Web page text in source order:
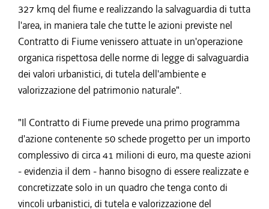
327 kmq del fiume e realizzando la salvaguardia di tutta
l'area, in maniera tale che tutte le azioni previste nel
Contratto di Fiume venissero attuate in un'operazione
organica rispettosa delle norme di legge di salvaguardia
dei valori urbanistici, di tutela dell'ambiente e
valorizzazione del patrimonio naturale".
"Il Contratto di Fiume prevede una primo programma
d'azione contenente 50 schede progetto per un importo
complessivo di circa 41 milioni di euro, ma queste azioni
- evidenzia il dem - hanno bisogno di essere realizzate e
concretizzate solo in un quadro che tenga conto di
vincoli urbanistici, di tutela e valorizzazione del